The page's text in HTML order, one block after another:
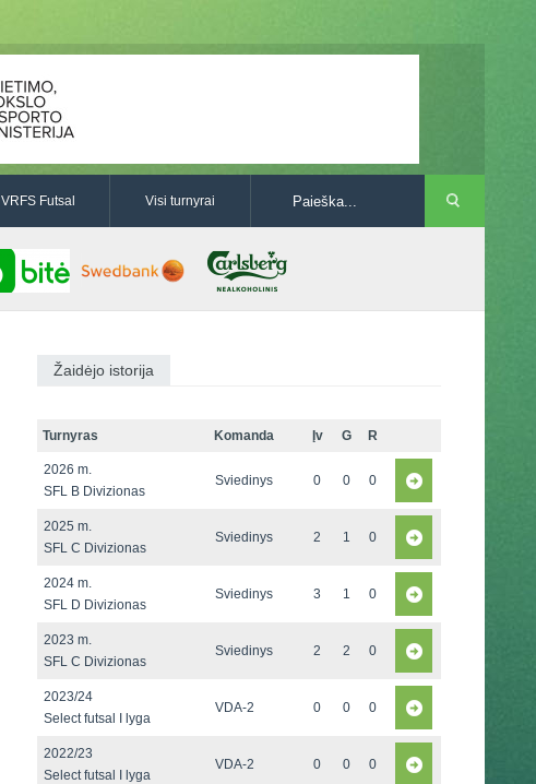
VRFS Futsal Visi turnyrai
Žaidėjo istorija
Turnyras Komanda Įv G R
2026 m.
SFL B Divizionas
Sviedinys 0 0 0
2025 m.
SFL C Divizionas
Sviedinys 2 1 0
2024 m.
SFL D Divizionas
Sviedinys 3 1 0
2023 m.
SFL C Divizionas
Sviedinys 2 2 0
2023/24
Select futsal I lyga
VDA-2 0 0 0
2022/23
Select futsal I lyga
VDA-2 0 0 0